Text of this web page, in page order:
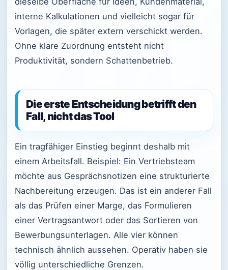
interne Kalkulationen und vielleicht sogar für
Vorlagen, die später extern verschickt werden.
Ohne klare Zuordnung entsteht nicht
Produktivität, sondern Schattenbetrieb.
Die erste Entscheidung betrifft den
Fall, nicht das Tool
Ein tragfähiger Einstieg beginnt deshalb mit
einem Arbeitsfall. Beispiel: Ein Vertriebsteam
möchte aus Gesprächsnotizen eine strukturierte
Nachbereitung erzeugen. Das ist ein anderer Fall
als das Prüfen einer Marge, das Formulieren
einer Vertragsantwort oder das Sortieren von
Bewerbungsunterlagen. Alle vier können
technisch ähnlich aussehen. Operativ haben sie
völlig unterschiedliche Grenzen.